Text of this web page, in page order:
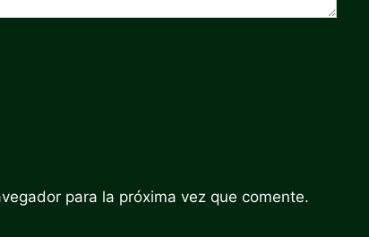
para la próxima vez que comente.